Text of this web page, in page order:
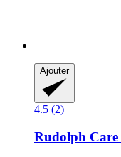
Ajouter
4.5 (2)
Rudolph Care